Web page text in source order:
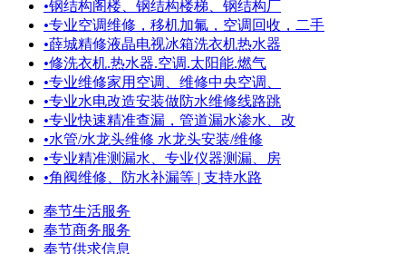
•钢结构阁楼、钢结构楼梯、钢结构厂
•专业空调维修，移机加氟，空调回收，二手
•薛城精修液晶电视冰箱洗衣机热水器
•修洗衣机.热水器.空调.太阳能.燃气
•专业维修家用空调、维修中央空调、
•专业水电改造安装做防水维修线路跳
•专业快速精准查漏，管道漏水渗水、改
•水管/水龙头维修 水龙头安装/维修
•专业精准测漏水、专业仪器测漏、房
•角阀维修、防水补漏等 | 支持水路
奉节生活服务
奉节商务服务
奉节供求信息